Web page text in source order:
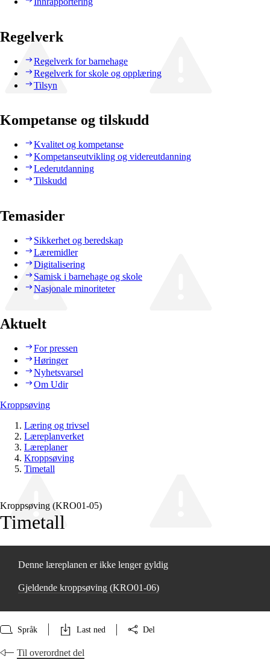
Regelverk
Regelverk for barnehage
Regelverk for skole og opplæring
Tilsyn
Kompetanse og tilskudd
Kvalitet og kompetanse
Kompetanseutvikling og videreutdanning
Lederutdanning
Tilskudd
Temasider
Sikkerhet og beredskap
Læremidler
Digitalisering
Samisk i barnehage og skole
Nasjonale minoriteter
Aktuelt
For pressen
Høringer
Nyhetsvarsel
Om Udir
Kroppsøving
Læring og trivsel
Læreplanverket
Læreplaner
Kroppsøving
Timetall
Kroppsøving (KRO01‑05)
Timetall
Denne læreplanen er ikke lenger gyldig
Gjeldende kroppsøving (KRO01‑06)
Språk Last ned Del
Til overordnet del